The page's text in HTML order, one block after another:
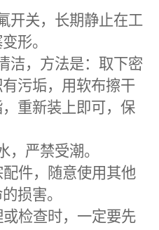
开关，长期静止在工
形。
洁，方法是：取下密
污垢，用软布擦干
重新装上即可，保
，严禁受潮。
件，随意使用其他
损害。
检查时，一定要先